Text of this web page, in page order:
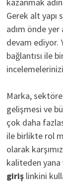
Gerek alt
adım önde
devam ediyor.
bağlantısı ile
Marka,
gelişmesi ve
çok daha
ile birlikte rol
olarak
kaliteden
giriş linkini